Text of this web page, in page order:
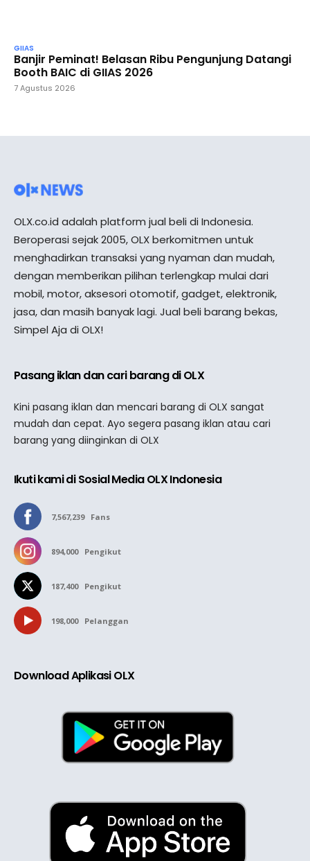
GIIAS
Banjir Peminat! Belasan Ribu Pengunjung Datangi
Booth BAIC di GIIAS 2026
7 Agustus 2026
OLX.co.id adalah platform jual beli di Indonesia.
Beroperasi sejak 2005, OLX berkomitmen untuk
menghadirkan transaksi yang nyaman dan mudah,
dengan memberikan pilihan terlengkap mulai dari
mobil, motor, aksesori otomotif, gadget, elektronik,
jasa, dan masih banyak lagi. Jual beli barang bekas,
Simpel Aja di OLX!
Pasang iklan dan cari barang di OLX
Kini pasang iklan dan mencari barang di OLX sangat
mudah dan cepat. Ayo segera pasang iklan atau cari
barang yang diinginkan di OLX
Ikuti kami di Sosial Media OLX Indonesia
7,567,239 Fans
894,000 Pengikut
187,400 Pengikut
198,000 Pelanggan
Download Aplikasi OLX